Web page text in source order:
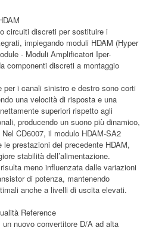
circuiti discreti per sostituire i
impiegando moduli HDAM (Hyper
- Moduli Amplificatori Iper-
componenti discreti a montaggio
per i canali sinistro e destro sono corti
una velocità di risposta e una
superiori rispetto agli
producendo un suono più dinamico,
CD6007, il modulo HDAM-SA2
le prestazioni del precedente HDAM,
stabilità dell’alimentazione.
meno influenzata dalle variazioni
di potenza, mantenendo
anche a livelli di uscita elevati.
Reference
nuovo convertitore D/A ad alta